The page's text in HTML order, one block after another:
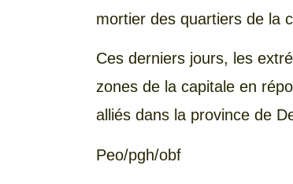
mortier des quartiers de la
Ces derniers jours, les
zones de la capitale en
alliés dans la province de
Peo/pgh/obf